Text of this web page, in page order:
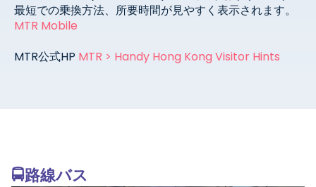
最短での乗換方法、所要時間が見やすく表示されます。
MTR Mobile
MTR公式HP MTR > Handy Hong Kong Visitor Hints
🚍路線バス